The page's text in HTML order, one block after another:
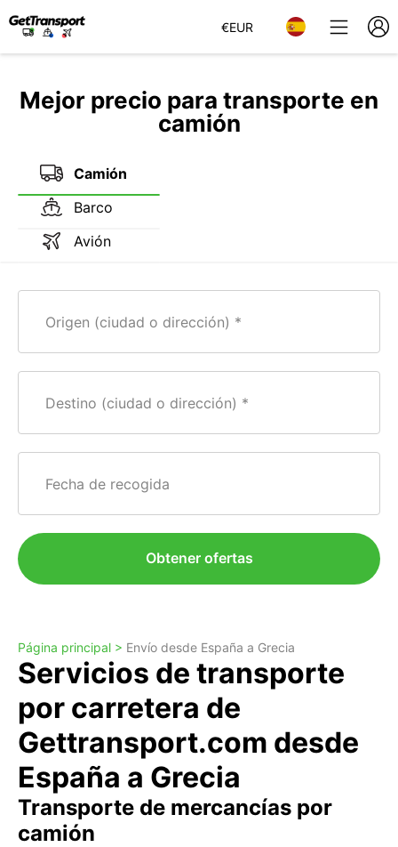
€EUR
Mejor precio para transporte en
camión
Camión
Barco
Avión
Origen (ciudad o dirección)
Destino (ciudad o dirección)
Fecha de recogida
Obtener ofertas
Página principal > Envío desde España a Grecia
Servicios de transporte
por carretera de
Gettransport.com desde
España a Grecia
Transporte de mercancías por
camión